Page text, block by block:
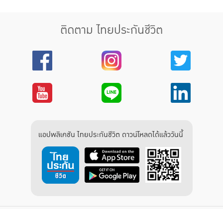
ติดตาม ไทยประกันชีวิต
แอปพลิเคชัน ไทยประกันชีวิต ดาวน์โหลดได้แล้ววันนี้